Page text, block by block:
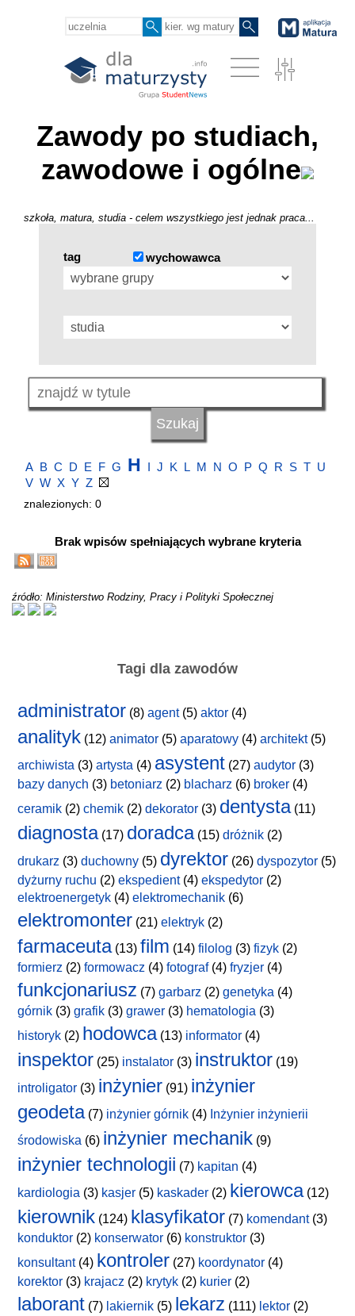
Zawody po studiach,
zawodowe i ogólne
szkoła, matura, studia - celem wszystkiego jest jednak praca...
tag wychowawca
A B C D E F G H I J K L M N O P Q R S T U
V W X Y Z
znalezionych: 0
Brak wpisów spełniających wybrane kryteria
źródło: Ministerstwo Rodziny, Pracy i Polityki Społecznej
Tagi dla zawodów
administrator (8) agent(5) aktor (4)
analityk (12) animator (5) aparatowy (4) architekt(5)
archiwista (3) artysta (4) asystent (27) audytor (3)
bazy danych (3) betoniarz (2) blacharz (6) broker (4)
ceramik (2) chemik (2) dekorator (3) dentysta(11)
diagnosta(17) doradca(15) dróżnik (2)
drukarz (3) duchowny (5) dyrektor (26) dyspozytor (5)
dyżurny ruchu (2) ekspedient(4) ekspedytor (2)
elektroenergetyk (4) elektromechanik (6)
elektromonter (21) elektryk (2)
farmaceuta(13) film (14) filolog (3) fizyk (2)
formierz (2) formowacz (4) fotograf(4) fryzjer (4)
funkcjonariusz (7) garbarz (2) genetyka (4)
górnik (3) grafik (3) grawer (3) hematologia (3)
historyk (2) hodowca(13) informator (4)
inspektor (25) instalator (3) instruktor (19)
introligator (3) inżynier (91) inżynier
geodeta(7) inżynier górnik (4) Inżynier inżynierii
środowiska (6) inżynier mechanik (9)
inżynier technologii (7) kapitan (4)
kardiologia (3) kasjer (5) kaskader (2) kierowca(12)
kierownik (124) klasyfikator (7) komendant(3)
konduktor (2) konserwator (6) konstruktor (3)
konsultant(4) kontroler (27) koordynator (4)
korektor (3) krajacz (2) krytyk (2) kurier (2)
laborant (7) lakiernik (5) lekarz (111) lektor (2)